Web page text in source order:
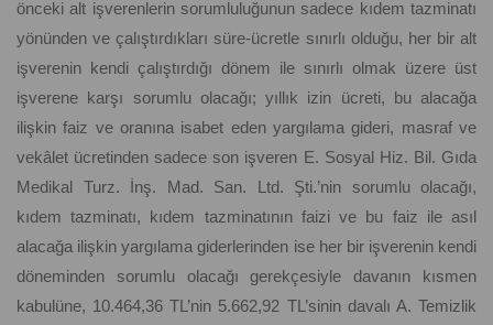
önceki alt işverenlerin sorumluluğunun sadece kıdem tazminatı
yönünden ve çalıştırdıkları süre-ücretle sınırlı olduğu, her bir alt
işverenin kendi çalıştırdığı dönem ile sınırlı olmak üzere üst
işverene karşı sorumlu olacağı; yıllık izin ücreti, bu alacağa
ilişkin faiz ve oranına isabet eden yargılama gideri, masraf ve
vekâlet ücretinden sadece son işveren E. Sosyal Hiz. Bil. Gıda
Medikal Turz. İnş. Mad. San. Ltd. Şti.’nin sorumlu olacağı,
kıdem tazminatı, kıdem tazminatının faizi ve bu faiz ile asıl
alacağa ilişkin yargılama giderlerinden ise her bir işverenin kendi
döneminden sorumlu olacağı gerekçesiyle davanın kısmen
kabulüne, 10.464,36 TL’nin 5.662,92 TL’sinin davalı A. Temizlik